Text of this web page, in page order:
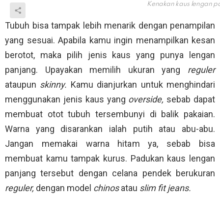
Kenakan kaus lengan
Tubuh bisa tampak lebih menarik dengan penampilan
yang sesuai. Apabila kamu ingin menampilkan kesan
berotot, maka pilih jenis kaus yang punya lengan
panjang. Upayakan memilih ukuran yang reguler
ataupun skinny. Kamu dianjurkan untuk menghindari
menggunakan jenis kaus yang overside, sebab dapat
membuat otot tubuh tersembunyi di balik pakaian.
Warna yang disarankan ialah putih atau abu-abu.
Jangan memakai warna hitam ya, sebab bisa
membuat kamu tampak kurus. Padukan kaus lengan
panjang tersebut dengan celana pendek berukuran
reguler, dengan model chinosatau slim fit jeans.